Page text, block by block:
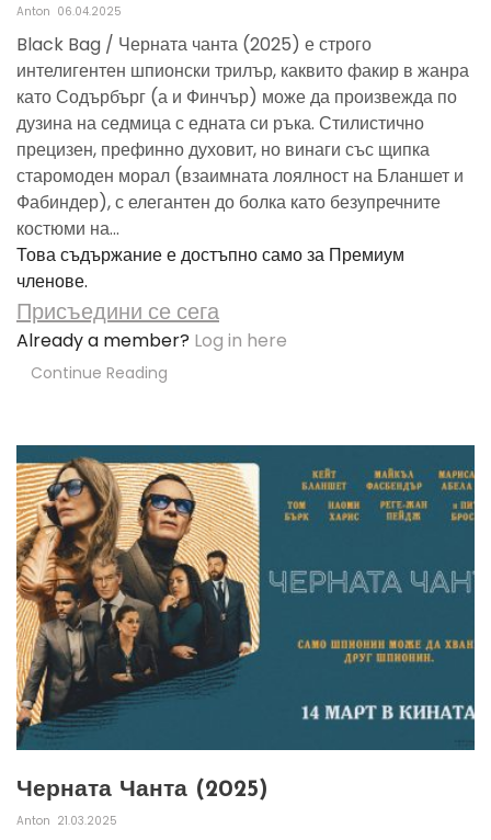
Anton 06.04.2025
Black Bag / Черната чанта (2025) е строго
интелигентен шпионски трилър, каквито факир в жанра
като Содърбърг (а и Финчър) може да произвежда по
дузина на седмица с едната си ръка. Стилистично
прецизен, префинно духовит, но винаги със щипка
старомоден морал (взаимната лоялност на Бланшет и
Фабиндер), с елегантен до болка като безупречните
костюми на...
Това съдържание е достъпно само за Премиум
членове.
Присъедини се сега
Already a member? Log in here
Continue Reading
Черната Чанта (2025)
Anton 21.03.2025